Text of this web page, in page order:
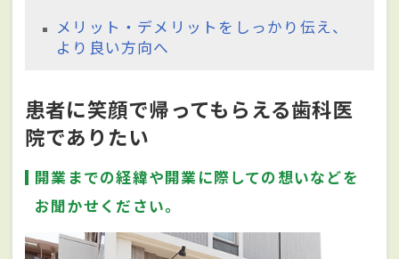
メリット・デメリットをしっかり伝え、
より良い方向へ
患者に笑顔で帰ってもらえる歯科医
院でありたい
開業までの経緯や開業に際しての想いなどを
お聞かせください。